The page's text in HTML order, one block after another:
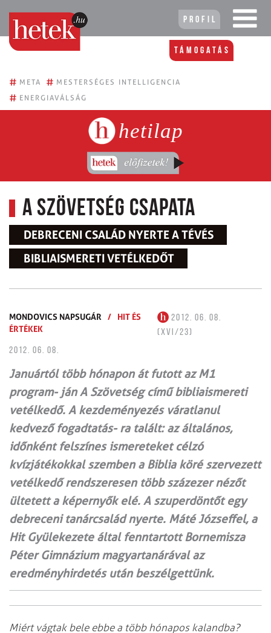
Profil
Támogatás
# META # MESTERSÉGES INTELLIGENCIA
# ENERGIAVÁLSÁG
hetilap
A Szövetség csapata
DEBRECENI CSALÁD NYERTE A TÉVÉS
BIBLIAISMERETI VETÉLKEDŐT
MONDOVICS NAPSUGÁR /
HIT ÉS
ÉRTÉKEK
2012. 06. 08.
(XVI/23)
2012. 06. 08.
Januártól több hónapon át futott az M1
program- ján A Szövetség című bibliaismereti
vetélkedő. A kezdeményezés váratlanul
kedvező fogadtatás- ra talált: az általános,
időnként felszínes ismereteket célzó
kvízjátékokkal szemben a Biblia köré szervezett
vetélkedő rendszeresen több százezer nézőt
ültetett a képernyők elé. A szuperdöntőt egy
debreceni tanárcsalád nyerte. Máté Józseffel, a
Hit Gyülekezete által fenntartott Bornemisza
Péter Gimnázium magyartanárával az
eredményhirdetés után beszélgettünk.
Miért vágtak bele ebbe a több hónapos kalandba?